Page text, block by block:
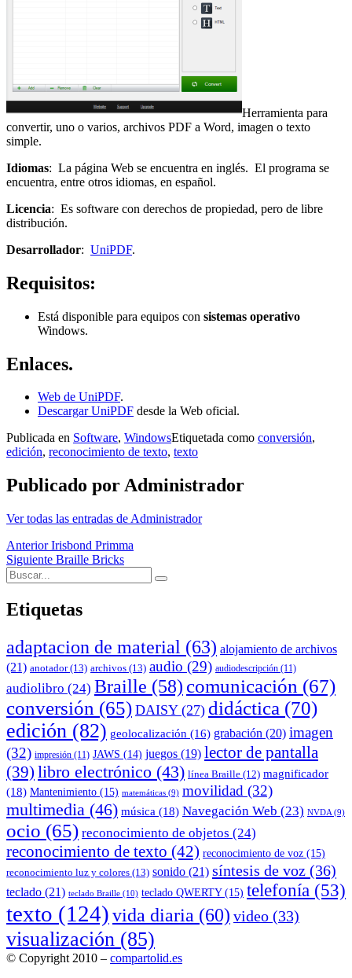
Herramienta para
convertir, uno o varios, archivos PDF a Word, imagen o texto
simple.
Idiomas: La página Web se encuentra en inglés. El programa se
encuentra, entre otros idiomas, en español.
Licencia: Es software con derechos de propiedad, pero de libre
distribución.
Desarrollador: UniPDF.
Requisitos:
Está disponible para equipos con sistemas operativo
Windows.
Enlaces.
Web de UniPDF.
Descargar UniPDF desde la Web oficial.
Publicada en Software, WindowsEtiquetada como conversión,
edición, reconocimiento de texto, texto
Publicado porAdministrador
Ver todas las entradas de Administrador
Navegación
de
Anterior Irisbond Primma
Siguiente Braille Bricks
Buscar:
Buscar
Etiquetas
adaptacion de material (63) alojamiento de archivos
(21) anotador(13) archivos (13) audio (29) audiodescripción (11)
audiolibro (24) Braille (58) comunicación (67)
conversión (65) DAISY(27) didáctica (70)
edición (82) geolocalización (16) grabación (20) imagen
(32) impresión (11) JAWS (14) juegos (19) lector de pantalla
(39) libro electrónico (43) línea Braille (12) magnificador
(18) Mantenimiento (15) matemáticas (9) movilidad (32)
multimedia (46) música (18) Navegación Web (23) NVDA (9)
ocio (65) reconocimiento de objetos (24)
reconocimiento de texto (42) reconocimiento de voz (15)
reconocimiento luz y colores (13) sonido (21) síntesis de voz (36)
teclado (21) teclado Braille (10) teclado QWERTY(15) telefonía (53)
texto (124)vida diaria (60) video (33)
visualización (85)
© Copyright 2010 – compartolid.es